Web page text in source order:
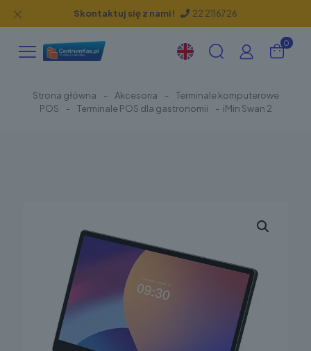
Skontaktuj się z nami! 22 2116726
✕
0
Strona główna - Akcesoria -
Terminale komputerowe
POS
- Terminale POS dla gastronomii - iMin Swan 2